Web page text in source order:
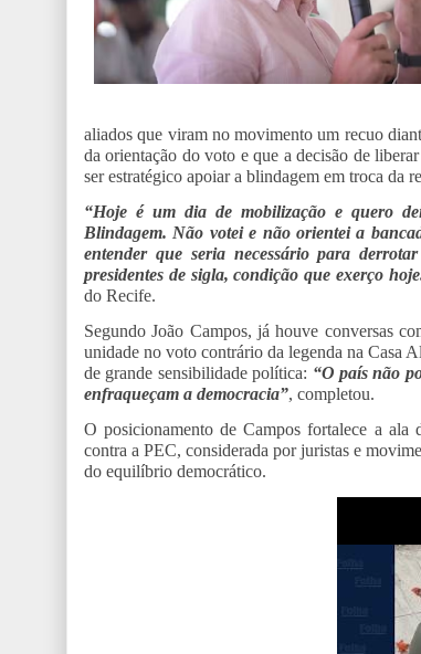
aliados que viram no movimento um recuo
da orientação do voto e que a decisão de
ser estratégico apoiar a blindagem em troca da
“Hoje é um dia de mobilização e quero
Blindagem. Não votei e não orientei a
entender que seria necessário para
presidentes de sigla, condição que exerço
do Recife.
Segundo João Campos, já houve conversas
unidade no voto contrário da legenda na Casa
de grande sensibilidade política: “O país não
enfraqueçam a democracia”, completou.
O posicionamento de Campos fortalece a ala
contra a PEC, considerada por juristas e
do equilíbrio democrático.